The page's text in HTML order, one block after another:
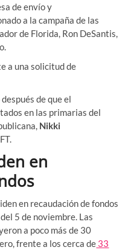
de envío y
a la campaña de las
de Florida, Ron DeSantis,
a una solicitud de
de que el
en las primarias del
Nikki
en
en recaudación de fondos
5 de noviembre. Las
a poco más de 30
frente a los cerca de 33